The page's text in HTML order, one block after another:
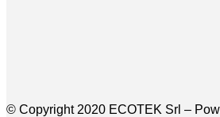
© Copyright 2020 ECOTEK Srl –